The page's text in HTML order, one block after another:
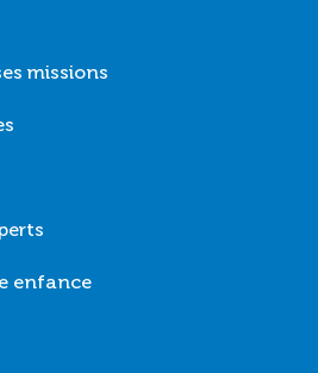
missions
enfance